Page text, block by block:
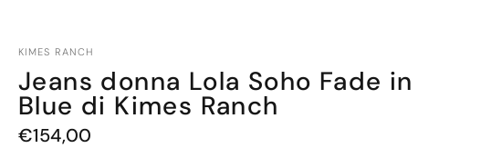
KIMES RANCH
Jeans donna Lola Soho Fade in
Blue di Kimes Ranch
€154,00